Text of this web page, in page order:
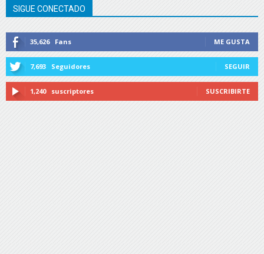
SIGUE CONECTADO
35,626 Fans ME GUSTA
7,693 Seguidores SEGUIR
1,240 suscriptores SUSCRIBIRTE